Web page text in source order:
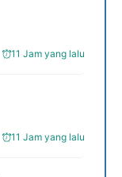
11 Jam yang lalu
11 Jam yang lalu